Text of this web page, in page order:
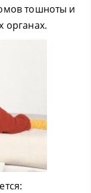
тошноты и
органах.